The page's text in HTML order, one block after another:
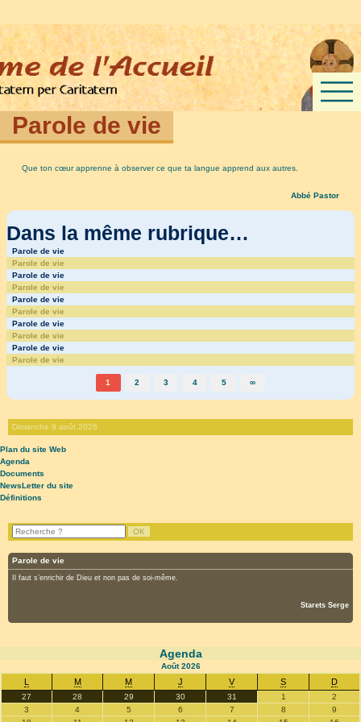
Parole de vie
Que ton cœur apprenne à observer ce que ta langue apprend aux autres.
Abbé Pastor
Dans la même rubrique…
Parole de vie
Parole de vie
Parole de vie
Parole de vie
Parole de vie
Parole de vie
Parole de vie
Parole de vie
Parole de vie
Parole de vie
1 2 3 4 5 ∞
Dimanche 9 août 2026
Plan du site Web
Agenda
Documents
NewsLetter du site
Définitions
Parole de vie
Il faut s’enrichir de Dieu et non pas de soi-même.
Starets Serge
Agenda
Août2026
L M M J V S D
27 28 29 30 31 1
2
3
4 5 6 7 8
9